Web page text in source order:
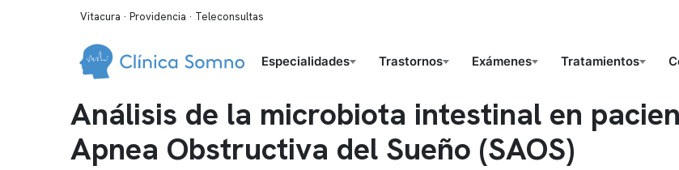
Vitacura · Providencia · Teleconsultas
Especialidades Trastornos Exámenes Tratamientos
Análisis de la microbiota intestinal en
Apnea Obstructiva del Sueño (SAOS)